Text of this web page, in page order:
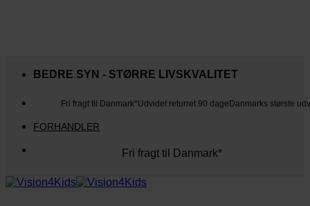
BEDRE SYN - STØRRE LIVSKVALITET
Fri fragt til Danmark*Udvidet returret 90 dage Danmarks største
FORHANDLER
Fri fragt til Danmark*